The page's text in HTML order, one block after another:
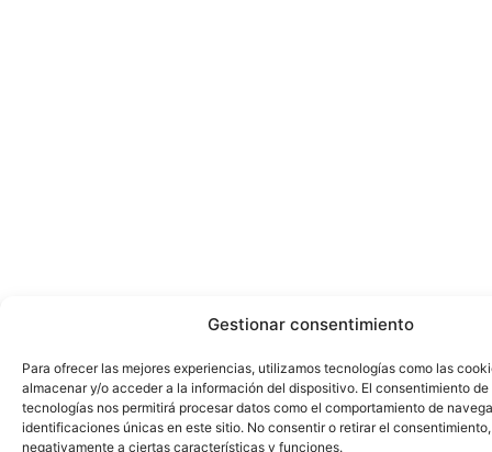
Gestionar consentimiento
Para ofrecer las mejores experiencias, utilizamos tecnologías como las
almacenar y/o acceder a la información del dispositivo. El consentimiento de
tecnologías nos permitirá procesar datos como el comportamiento de
identificaciones únicas en este sitio. No consentir o retirar el
negativamente a ciertas características y funciones.